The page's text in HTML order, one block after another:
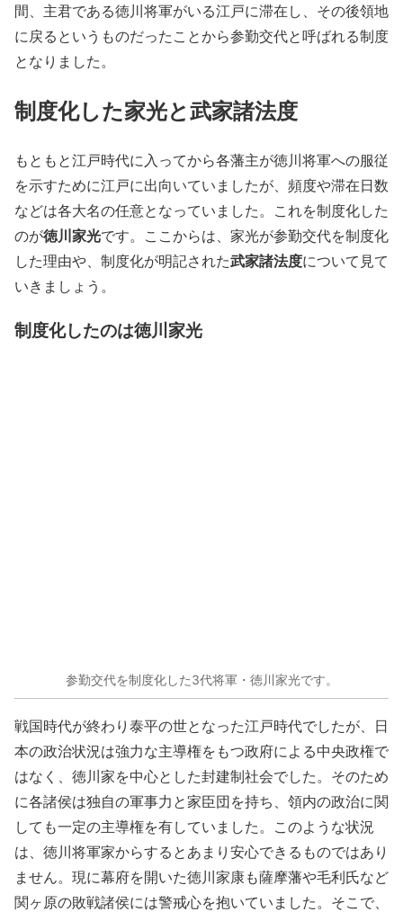
間、主君である徳川将軍がいる江戸に滞在し、その後領地
に戻るというものだったことから参勤交代と呼ばれる制度
となりました。
制度化した家光と武家諸法度
もともと江戸時代に入ってから各藩主が徳川将軍への服従
を示すために江戸に出向いていましたが、頻度や滞在日数
などは各大名の任意となっていました。これを制度化した
のが徳川家光です。ここからは、家光が参勤交代を制度化
した理由や、制度化が明記された武家諸法度について見て
いきましょう。
制度化したのは徳川家光
参勤交代を制度化した3代将軍・徳川家光です。
戦国時代が終わり泰平の世となった江戸時代でしたが、日
本の政治状況は強力な主導権をもつ政府による中央政権で
はなく、徳川家を中心とした封建制社会でした。そのため
に各諸侯は独自の軍事力と家臣団を持ち、領内の政治に関
しても一定の主導権を有していました。このような状況
は、徳川将軍家からするとあまり安心できるものではあり
ません。現に幕府を開いた徳川家康も薩摩藩や毛利氏など
関ヶ原の敗戦諸侯には警戒心を抱いていました。そこで、